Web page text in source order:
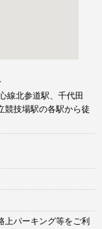
線北参道駅、千代田
競技場駅の各駅から徒
上パーキング等をご利